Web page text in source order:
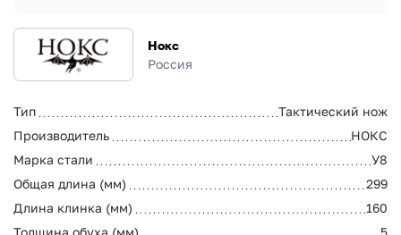
Нокс
Россия
Тип
Тактический нож
Производитель
НОКС
Марка стали
У8
Общая длина (мм)
299
Длина клинка (мм)
160
Толщина обуха (мм)
5